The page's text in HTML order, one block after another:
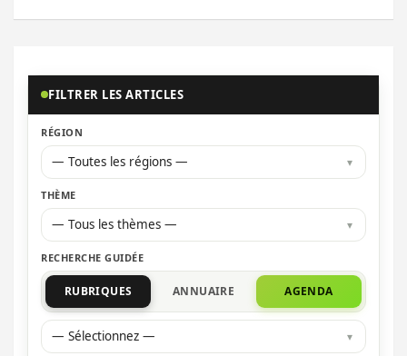
FILTRER LES ARTICLES
RÉGION
— Toutes les régions —
THÈME
— Tous les thèmes —
RECHERCHE GUIDÉE
RUBRIQUES ANNUAIRE AGENDA
— Sélectionnez —